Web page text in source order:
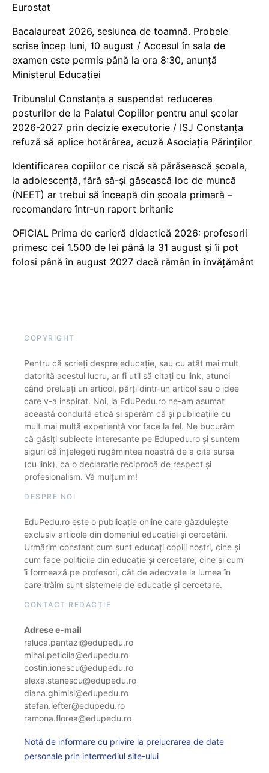
Eurostat
Bacalaureat 2026, sesiunea de toamnă. Probele
scrise încep luni, 10 august / Accesul în sala de
examen este permis până la ora 8:30, anunță
Ministerul Educației
Tribunalul Constanța a suspendat reducerea
posturilor de la Palatul Copiilor pentru anul școlar
2026-2027 prin decizie executorie / ISJ Constanța
refuză să aplice hotărârea, acuză Asociația Părinților
Identificarea copiilor ce riscă să părăsească școala,
la adolescență, fără să-și găsească loc de muncă
(NEET) ar trebui să înceapă din școala primară –
recomandare într-un raport britanic
OFICIAL Prima de carieră didactică 2026: profesorii
primesc cei 1.500 de lei până la 31 august și îi pot
folosi până în august 2027 dacă rămân în învățământ
COPYRIGHT
Pentru că scrieți despre educație, sau cu atât mai mult
datorită acestui lucru, ar fi util să citați cu link, atunci
când preluați un articol, părți dintr-un articol sau o idee
care v-a inspirat. Noi, la EduPedu.ro ne-am asumat
această conduită etică și sperăm că și publicațiile cu
mult mai multă experiență vor face la fel. Ne bucurăm
că găsiți subiecte interesante pe Edupedu.ro și suntem
siguri că înțelegeți rugămintea noastră de a cita sursa
(cu link), ca o declarație reciprocă de respect și
profesionalism. Vă mulțumim!
DESPRE NOI
EduPedu.ro este o publicație online care găzduiește
exclusiv articole din domeniul educației și cercetării.
Urmărim constant cum sunt educați copiii noștri, cine și
cum face politicile din educație și cercetare, cine și cum
îi formează pe profesori, cât de adecvate la lumea în
care trăim sunt sistemele de educație și cercetare.
CONTACT REDACȚIE
Adrese e-mail
raluca.pantazi@edupedu.ro
mihai.peticila@edupedu.ro
costin.ionescu@edupedu.ro
alexa.stanescu@edupedu.ro
diana.ghimisi@edupedu.ro
stefan.lefter@edupedu.ro
ramona.florea@edupedu.ro
Notă de informare cu privire la prelucrarea de date
personale prin intermediul site-ului